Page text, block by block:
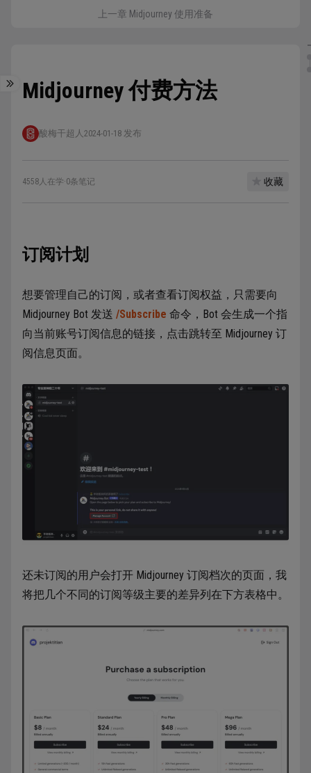
上一章 Midjourney 使用准备
Midjourney 付费方法
酸梅干超人 2024-01-18 发布
4558人在学·0条笔记 收藏
订阅计划
想要管理自己的订阅，或者查看订阅权益，只需要向
Midjourney Bot 发送 /Subscribe 命令，Bot 会生成一个指
向当前账号订阅信息的链接，点击跳转至 Midjourney 订
阅信息页面。
还未订阅的用户会打开 Midjourney 订阅档次的页面，我
将把几个不同的订阅等级主要的差异列在下方表格中。